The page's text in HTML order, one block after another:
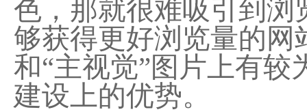
色，那就很难吸引到
够获得更好浏览量的
和“主视觉”图片上有
建设上的优势。